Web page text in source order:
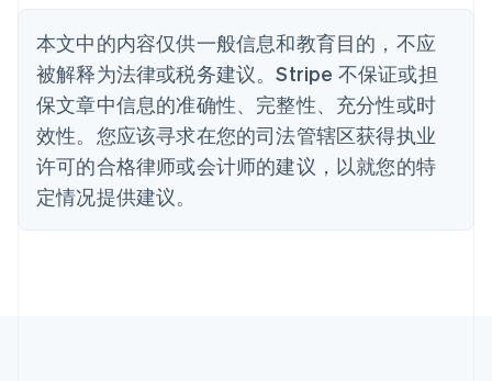
本文中的内容仅供一般信息和教育目的，不应
被解释为法律或税务建议。Stripe 不保证或担
保文章中信息的准确性、完整性、充分性或时
效性。您应该寻求在您的司法管辖区获得执业
许可的合格律师或会计师的建议，以就您的特
定情况提供建议。
丹麦
德国
DeutschEnglish
法国
FrançaisEnglish
芬兰
EnglishSvenska